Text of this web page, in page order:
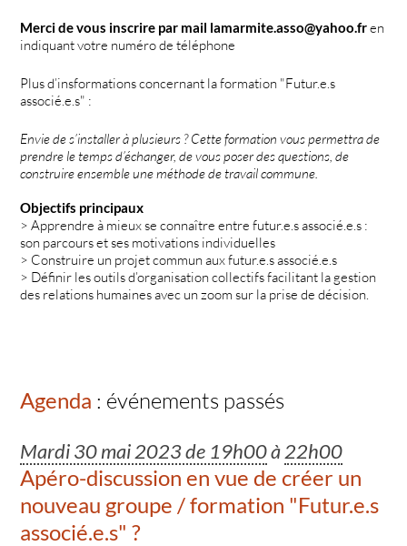
Merci de vous inscrire par mail lamarmite.asso@yahoo.fren
indiquant votre numéro de téléphone
Plus d’insformations concernant la formation "Futur.e.s
associé.e.s" :
Envie de s’installer à plusieurs ? Cette formation vous permettra de
prendre le temps d’échanger, de vous poser des questions, de
construire ensemble une méthode de travail commune.
Objectifs principaux
> Apprendre à mieux se connaître entre futur.e.s associé.e.s :
son parcours et ses motivations individuelles
> Construire un projet commun aux futur.e.s associé.e.s
> Définir les outils d’organisation collectifs facilitant la gestion
des relations humaines avec un zoom sur la prise de décision.
Agenda : événements passés
Mardi 30 mai 2023 de 19h00à22h00
Apéro-discussion en vue de créer un
nouveau groupe / formation "Futur.e.s
associé.e.s" ?